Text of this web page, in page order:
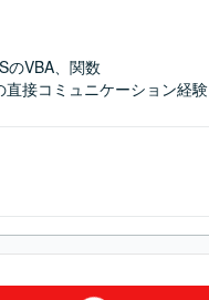
のVBA、関数
直接コミュニケーション経験